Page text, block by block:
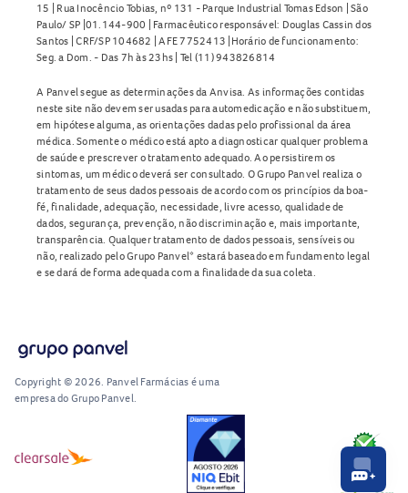
15 | Rua Inocêncio Tobias, nº 131 - Parque Industrial Tomas Edson | São
Paulo/ SP |01.144-900 | Farmacêutico responsável: Douglas Cassin dos
Santos | CRF/SP 104682 | AFE 7752413 |Horário de funcionamento:
Seg. a Dom. - Das 7h às 23hs | Tel (11) 943826814
A Panvel segue as determinações da Anvisa. As informações contidas
neste site não devem ser usadas para automedicação e não substituem,
em hipótese alguma, as orientações dadas pelo profissional da área
médica. Somente o médico está apto a diagnosticar qualquer problema
de saúde e prescrever o tratamento adequado. Ao persistirem os
sintomas, um médico deverá ser consultado. O Grupo Panvel realiza o
tratamento de seus dados pessoais de acordo com os princípios da boa-
fé, finalidade, adequação, necessidade, livre acesso, qualidade de
dados, segurança, prevenção, não discriminação e, mais importante,
transparência. Qualquer tratamento de dados pessoais, sensíveis ou
não, realizado pelo Grupo Panvel* estará baseado em fundamento legal
e se dará de forma adequada com a finalidade da sua coleta.
Copyright © 2026. Panvel Farmácias é uma
empresa do Grupo Panvel.
RA1000